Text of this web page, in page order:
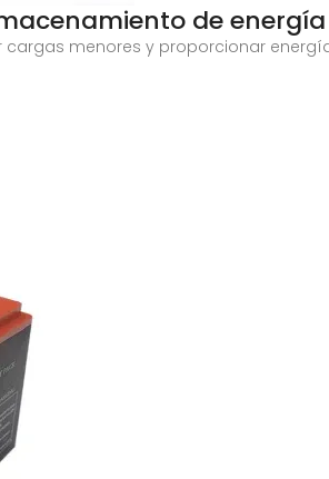
de energía
menores y proporcionar